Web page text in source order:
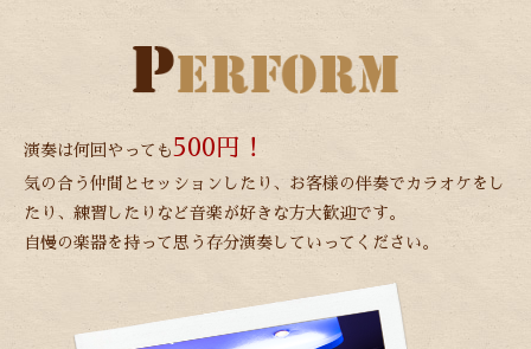
演奏は何回やっても 500円！
気の合う仲間とセッションしたり、お客様の伴奏でカラオケをし
たり、 練習したりなど音楽が好きな方大歓迎です。
自慢の楽器を持って思う存分演奏していってください。